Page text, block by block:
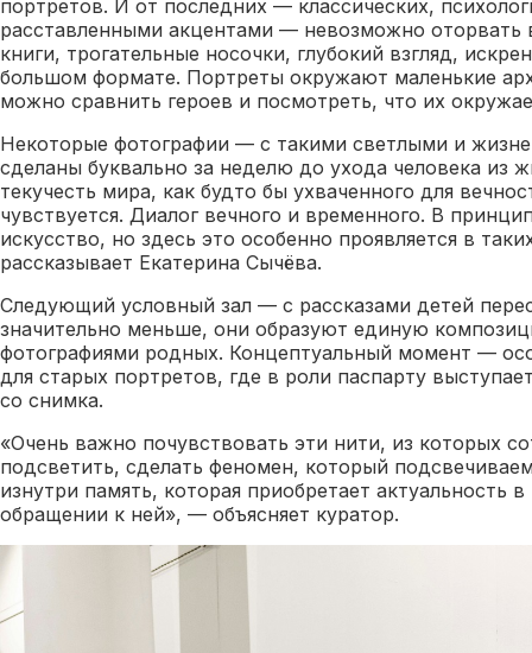
портретов. И от последних — классических,
расставленными акцентами — невозможно оторвать
книги, трогательные носочки, глубокий взгляд,
большом формате. Портреты окружают маленькие
можно сравнить героев и посмотреть, что их
Некоторые фотографии — с такими светлыми и
сделаны буквально за неделю до ухода человека из
текучесть мира, как будто бы ухваченного для
чувствуется. Диалог вечного и временного. В
искусство, но здесь это особенно проявляется в
рассказывает Екатерина Сычёва.
Следующий условный зал — с рассказами детей
значительно меньше, они образуют единую
фотографиями родных. Концептуальный момент —
для старых портретов, где в роли паспарту
со снимка.
«Очень важно почувствовать эти нити, из которых
подсветить, сделать феномен, который
изнутри память, которая приобретает актуальность
обращении к ней», — объясняет куратор.